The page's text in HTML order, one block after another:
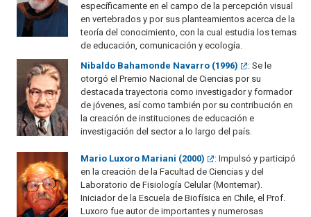
específicamente en el campo de la percepción visual
en vertebrados y por sus planteamientos acerca de la
teoría del conocimiento, con la cual estudia los temas
de educación, comunicación y ecología.
Nibaldo Bahamonde Navarro (1996)
: Se le
otorgó el Premio Nacional de Ciencias por su
destacada trayectoria como investigador y formador
de jóvenes, así como también por su contribución en
la creación de instituciones de educación e
investigación del sector a lo largo del país.
Mario Luxoro Mariani (2000)
: Impulsó y participó
en la creación de la Facultad de Ciencias y del
Laboratorio de Fisiología Celular (Montemar).
Iniciador de la Escuela de Biofísica en Chile, el Prof.
Luxoro fue autor de importantes y numerosas